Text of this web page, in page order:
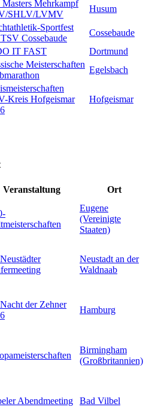
Mehrkampf
SHLV/LVMV
Husum
Sportfest
Cossebaude
Cossebaude
IT FAST
Dortmund
Meisterschaften
Egelsbach
Kreis Hofgeismar
Hofgeismar
Veranstaltung Ort
Eugene
(Vereinigte
Staaten)
Neustadt an der
Waldnaab
der Zehner
Hamburg
Birmingham
(Großbritannien)
Abendmeeting Bad Vilbel